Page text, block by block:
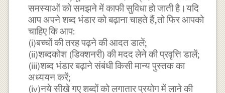
समस्याओं को समझने में काफी सुविधा हो जाती है।यदि
आप अपने शब्द भंडार को बढ़ाना चाहते हैं,तो फिर आपको
चाहिए कि आप:
(i)बच्चों की तरह पढ़ने की आदत डालें;
(ii)शब्दकोश (डिक्शनरी) की मदद लेने की प्रवृत्ति डालें;
(iii)शब्द भंडार बढ़ाने संबंधी किसी मान्य पुस्तक का
अध्ययन करें;
(iv)नये सीखे गए शब्दों को लगातार प्रयोग में लाने की